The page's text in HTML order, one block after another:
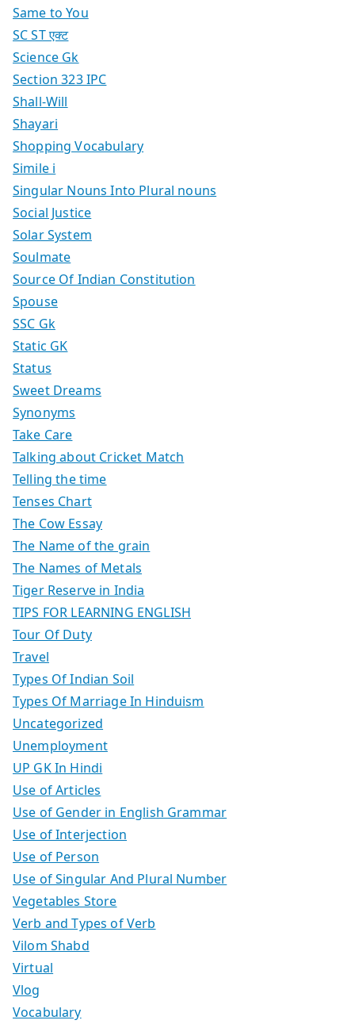
Same to You
SC ST एक्ट
Science Gk
Section 323 IPC
Shall-Will
Shayari
Shopping Vocabulary
Simile i
Singular Nouns Into Plural nouns
Social Justice
Solar System
Soulmate
Source Of Indian Constitution
Spouse
SSC Gk
Static GK
Status
Sweet Dreams
Synonyms
Take Care
Talking about Cricket Match
Telling the time
Tenses Chart
The Cow Essay
The Name of the grain
The Names of Metals
Tiger Reserve in India
TIPS FOR LEARNING ENGLISH
Tour Of Duty
Travel
Types Of Indian Soil
Types Of Marriage In Hinduism
Uncategorized
Unemployment
UP GK In Hindi
Use of Articles
Use of Gender in English Grammar
Use of Interjection
Use of Person
Use of Singular And Plural Number
Vegetables Store
Verb and Types of Verb
Vilom Shabd
Virtual
Vlog
Vocabulary